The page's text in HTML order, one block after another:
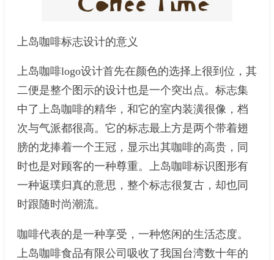
上岛咖啡标志设计的意义
上岛咖啡logo设计首先在颜色的选择上很到位，其
二便是整个图示的设计也是一个突出点。标志集
中了上岛咖啡的精华，和它的室内装潢很像，档
次与气派都很高。它的标志最上方是两个带着翅
膀的龙捧着一个王冠，显示出其咖啡的高贵，同
时也是对顾客的一种尊重。上岛咖啡标识图形有
一种返璞归真的意思，整个标志很复古，却也同
时跟随时尚潮流。
咖啡代表的是一种享受，一种悠闲的生活态度。
上岛咖啡食品有限公司吸收了我国台湾数十年的